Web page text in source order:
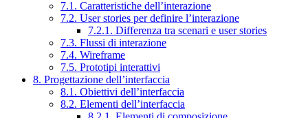
7.1. Caratteristiche dell’interazione
7.2. User stories per definire l’interazione
7.2.1. Differenza tra scenari e user stories
7.3. Flussi di interazione
7.4. Wireframe
7.5. Prototipi interattivi
8. Progettazione dell’interfaccia
8.1. Obiettivi dell’interfaccia
8.2. Elementi dell’interfaccia